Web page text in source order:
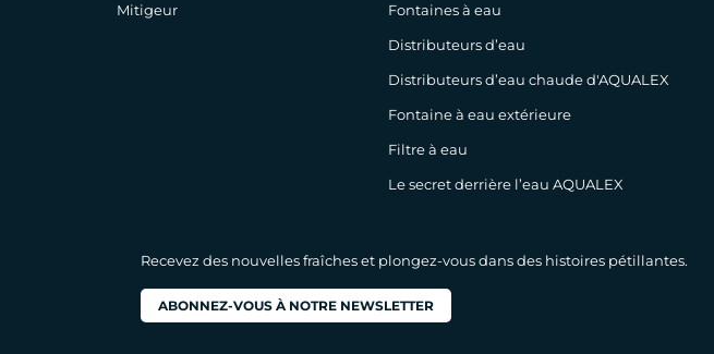
Mitigeur
Fontaines à eau
Distributeurs d’eau
Distributeurs d’eau chaude d'AQUALEX
Fontaine à eau extérieure
Filtre à eau
Le secret derrière l’eau AQUALEX
Recevez des nouvelles fraîches et plongez-vous dans des histoires pétillantes.
ABONNEZ-VOUS À NOTRE NEWSLETTER